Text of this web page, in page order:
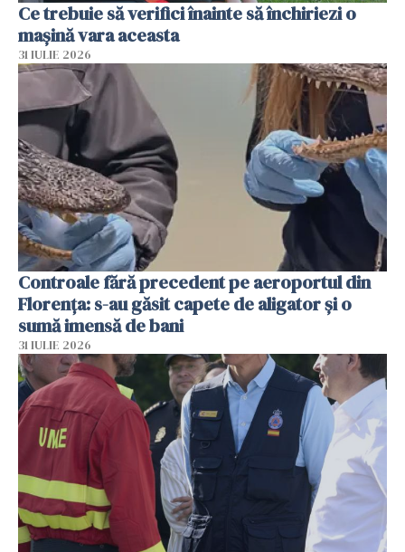
Ce trebuie să verifici înainte să închiriezi o
mașină vara aceasta
31 IULIE 2026
Controale fără precedent pe aeroportul din
Florența: s-au găsit capete de aligator și o
sumă imensă de bani
31 IULIE 2026